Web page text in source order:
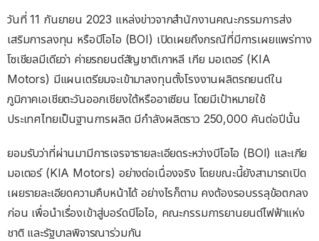
วันที่11 กันยายน 2023 แหล่งข่าวจากสำนักงานคณะกรรมการส่ง
เสริมการลงทุน หรือบีโอไอ (BOI) เปิดเผยถึงกรณีที่มีการเผยแพร่ทาง
โซเชียลมีเดียว่า ค่ายรถยนต์สัญชาติเกาหลี เกีย มอเตอร์ (KIA
Motors) มีแผนเตรียมจะเข้ามาลงทุนตั้งโรงงานผลิตรถยนต์ใน
ภูมิภาคเอเชียตะวันออกเชียงใต้หรืออาเซียน โดยมีเป้าหมายใช้
ประเทศไทยเป็นฐานการผลิต มีกำลังผลิตราว 250,000 คันต่อปีนั้น
ยอมรับว่าที่ผ่านมามีการเจรจารายละเอียดระหว่างบีโอไอ (BOI) และเกีย
มอเตอร์ (KIA Motors) อย่างต่อเนื่องจริง โดยขณะนี้ยังสามารถเปิด
เผยรายละเอียดความคืบหน้าได้ อย่างไรก็ตาม คงต้องรอบรรลุข้อตกลง
ก่อน เพื่อนำเรื่องเข้าสู่บอร์ดบีโอไอ, คณะกรรมการยานยนต์ไฟฟ้าแห่ง
ชาติ และรัฐบาลพิจารณาร่วมกัน